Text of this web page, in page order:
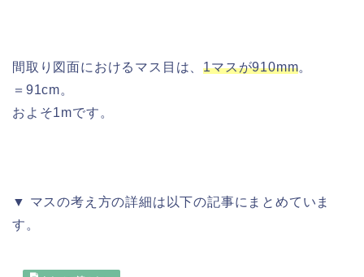
間取り図面におけるマス目は、1マスが910mm。
＝91cm。
およそ1mです。
▼ マスの考え方の詳細は以下の記事にまとめていま
す。